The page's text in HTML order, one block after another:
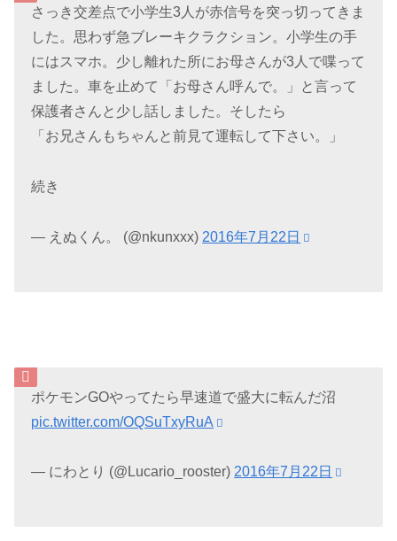
さっき交差点で小学生3人が赤信号を突っ切ってきま
した。思わず急ブレーキクラクション。小学生の手
にはスマホ。少し離れた所にお母さんが3人で喋って
ました。車を止めて「お母さん呼んで。」と言って
保護者さんと少し話しました。そしたら
「お兄さんもちゃんと前見て運転して下さい。」
続き
— えぬくん。 (@nkunxxx) 2016年7月22日
ポケモンGOやってたら早速道で盛大に転んだ沼
pic.twitter.com/OQSuTxyRuA
— にわとり (@Lucario_rooster) 2016年7月22日